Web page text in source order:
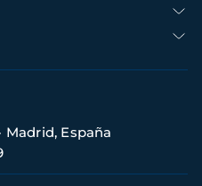
Madrid, España